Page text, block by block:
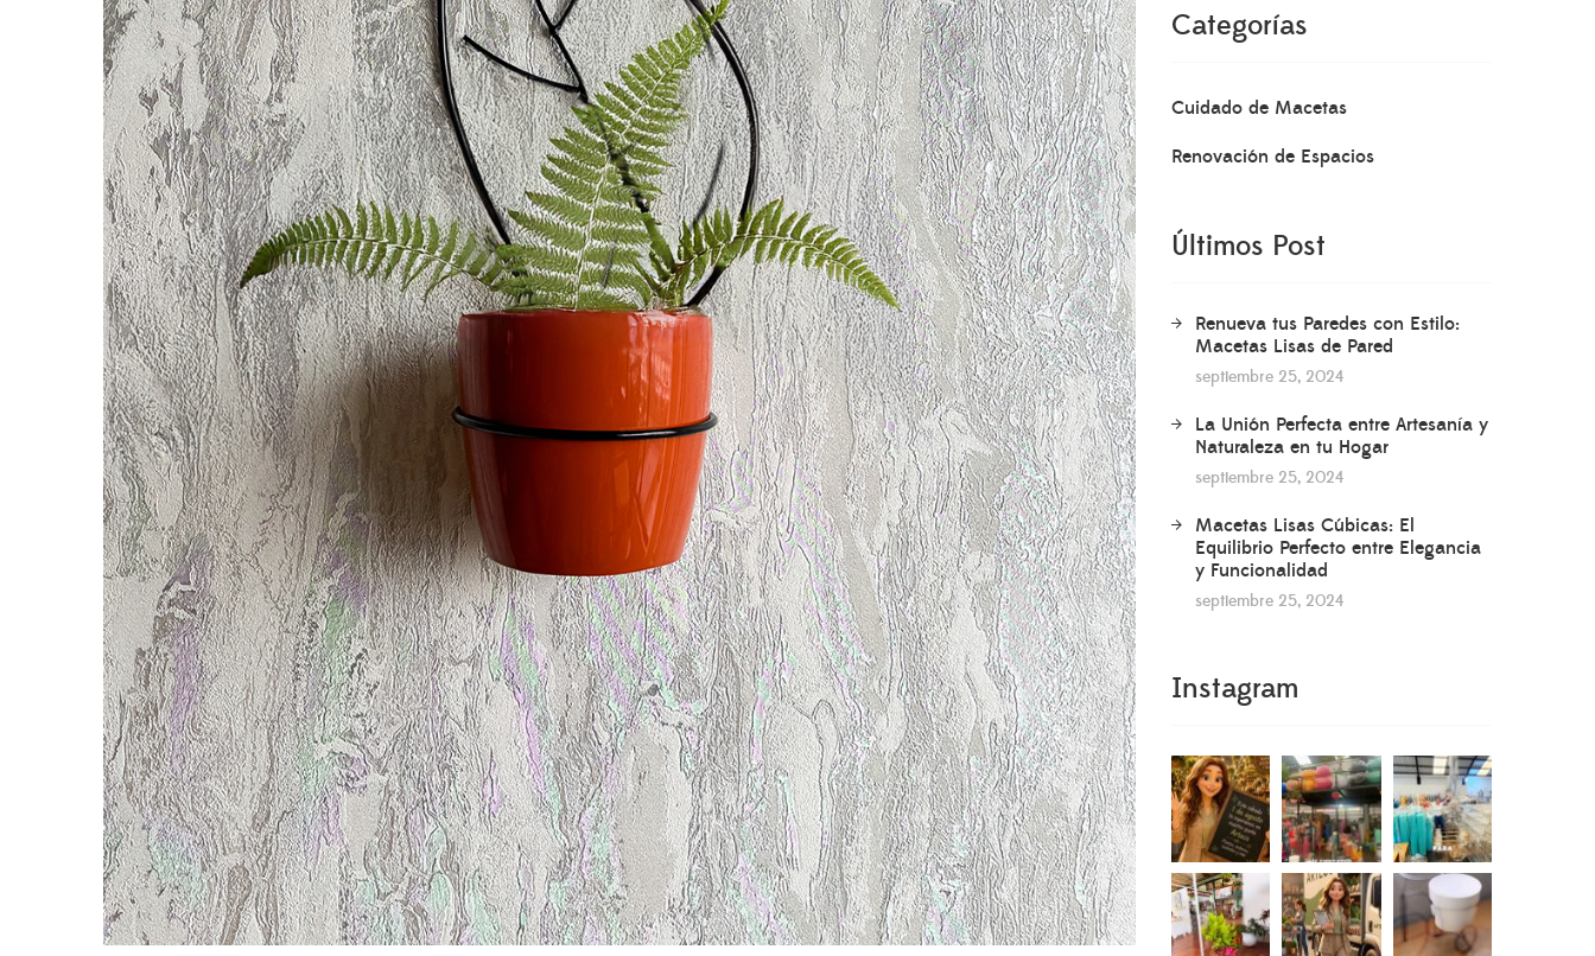
Categorías
Cuidado de Macetas
Renovación de Espacios
Últimos Post
Renueva tus Paredes con Estilo:
Macetas Lisas de Pared
septiembre 25, 2024
La Unión Perfecta entre Artesanía y
Naturaleza en tu Hogar
septiembre 25, 2024
Macetas Lisas Cúbicas: El
Equilibrio Perfecto entre Elegancia
y Funcionalidad
septiembre 25, 2024
Instagram